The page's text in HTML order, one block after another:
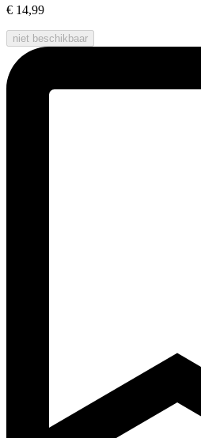
€ 14,99
niet beschikbaar